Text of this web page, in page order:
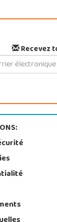
Recevez